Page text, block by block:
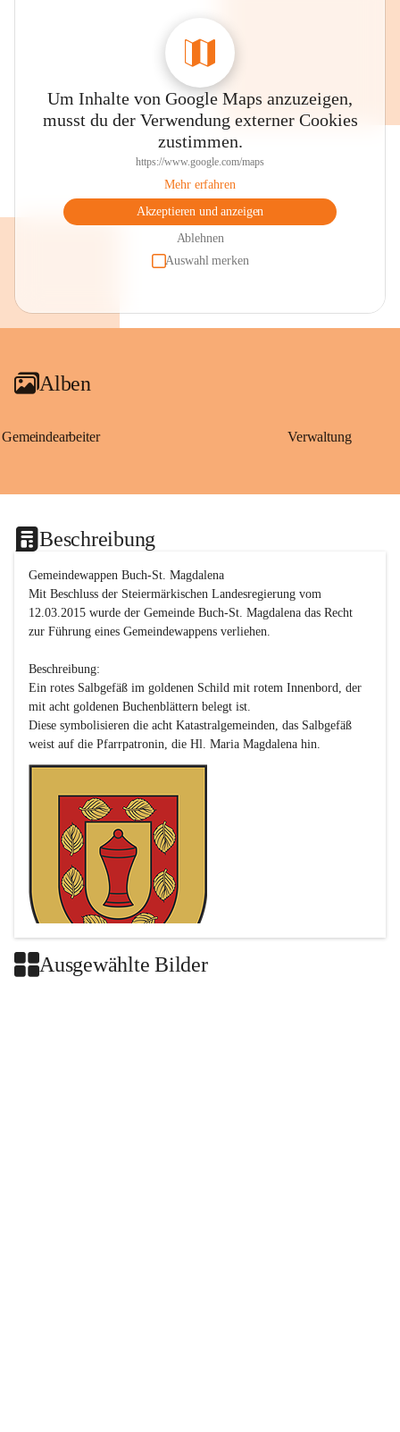
Um Inhalte von Google Maps anzuzeigen,
musst du der Verwendung externer Cookies
zustimmen.
https://www.google.com/maps
Mehr erfahren
Akzeptieren und anzeigen
Ablehnen
Auswahl merken
Alben
Gemeindearbeiter Verwaltung
Beschreibung
Gemeindewappen Buch-St. Magdalena
Mit Beschluss der Steiermärkischen Landesregierung vom
12.03.2015 wurde der Gemeinde Buch-St. Magdalena das Recht
zur Führung eines Gemeindewappens verliehen.
Beschreibung:
Ein rotes Salbgefäß im goldenen Schild mit rotem Innenbord, der
mit acht goldenen Buchenblättern belegt ist.
Diese symbolisieren die acht Katastralgemeinden, das Salbgefäß
Ausgewählte Bilder